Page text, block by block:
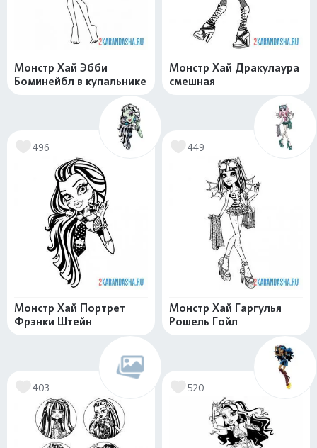
Монстр Хай Эбби
Боминейбл в купальнике
Монстр Хай Дракулаура
смешная
496
Монстр Хай Портрет
Фрэнки Штейн
449
Монстр Хай Гаргулья
Рошель Гойл
403 520